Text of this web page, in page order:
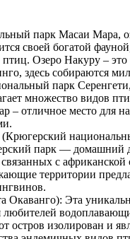
парк Масаи Мара,
своей богатой
Озеро Накуру – это
здесь собираются
парк
множество видов
– отличное место для
парк — домашний
с африканской
территории
Окаванго): Эта
любителей
остров изолирован и